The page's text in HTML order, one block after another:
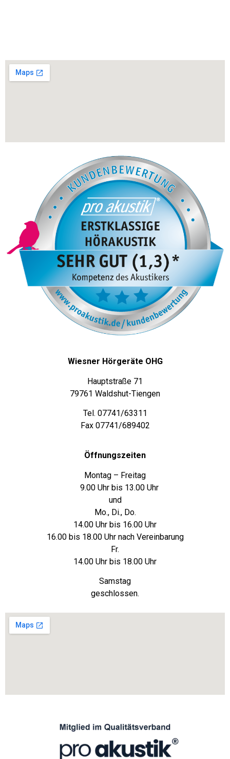
Wiesner Hörgeräte OHG
Hauptstraße 71
79761 Waldshut-Tiengen
Tel. 07741/63311
Fax 07741/689402
Öffnungszeiten
Montag – Freitag
9.00 Uhr bis 13.00 Uhr
und
Mo., Di., Do.
14.00 Uhr bis 16.00 Uhr
16.00 bis 18.00 Uhr nach Vereinbarung
Fr.
14.00 Uhr bis 18.00 Uhr
Samstag
geschlossen.